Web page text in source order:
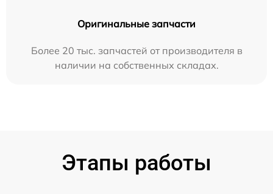
Оригинальные запчасти
Более 20 тыс. запчастей от производителя в
наличии на собственных складах.
Этапы работы